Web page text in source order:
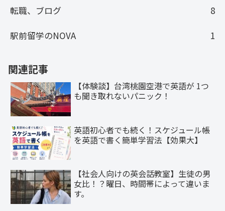
転職、ブログ
8
駅前留学のNOVA
1
関連記事
【体験談】台湾桃園空港で英語が 1つ
も聞き取れないパニック！
英語初心者でも続く！スケジュール帳
を英語で書く簡単学習法【効果大】
【社会人向けの英会話教室】生徒の男
女比！？曜日、時間帯によって違いま
す。